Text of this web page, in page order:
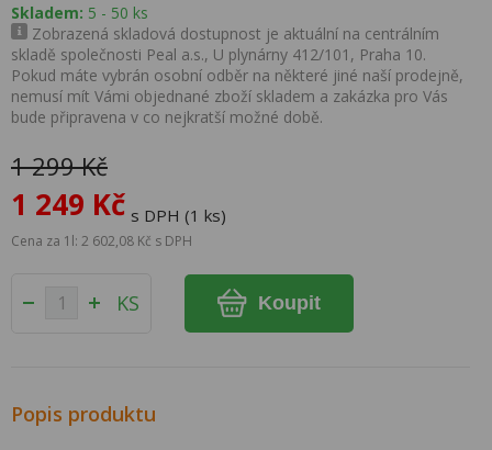
Skladem: 5 - 50 ks
Zobrazená skladová dostupnost je aktuální na centrálním
skladě společnosti Peal a.s., U plynárny 412/101, Praha 10.
Pokud máte vybrán osobní odběr na některé jiné naší prodejně,
nemusí mít Vámi objednané zboží skladem a zakázka pro Vás
bude připravena v co nejkratší možné době.
1 299 Kč
1 249 Kč s DPH (1 ks)
Cena za 1l: 2 602,08 Kč s DPH
KS Koupit
Popis produktu